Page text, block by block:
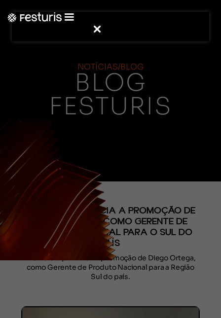
NOTÍCIAS/BLOG
BLOG
FESTURIS
(CONTEÚDO)
CVC CORP ANUNCIA A PROMOÇÃO DE
DIEGO ORTEGA COMO GERENTE DE
PRODUTO NACIONAL PARA O SUL DO
PAÍS
A CVC Corp anuncia a promoção de Diego Ortega,
como Gerente de Produto Nacional para a Região
Sul do país.